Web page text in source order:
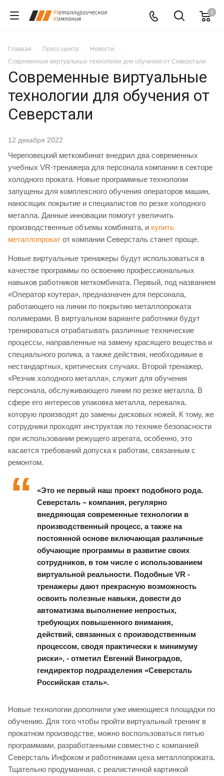
0
Главная Пресс-центр
Новости
Современные виртуальные технологии для обучения от Северстали
Современные виртуальные
технологии для обучения от
Северстали
12 декабря 2022
Череповецкий меткомбинат внедрил два современных
учебных VR-тренажера для персонала компании в секторе
холодного проката. Новые программные технологии
запущены для комплексного обучения операторов машин,
наносящих покрытие и специалистов по резке холодного
металла. Данные инновации помогут увеличить
производственные объемы комбината, и купить
металлопрокат от компании Северсталь станет проще.
Новые виртуальные тренажеры будут использоваться в
качестве программы по освоению профессиональных
навыков работников меткомбината. Первый, под названием
«Оператор коутера», предназначен для персонала,
работающего на линии по покрытию металлопроката
полимерами. В виртуальном варианте работники будут
тренироваться отрабатывать различные технические
процессы, направленные на замену красящего вещества и
специального ролика, а также действия, необходимые в
нестандартных, критических случаях. Второй тренажер,
«Резчик холодного металла», служит для обучения
персонала, обслуживающего линии по резке металла. В
сфере его интересов упаковка металла, перевалка,
которую производят до замены дисковых ножей. К тому, же
сотрудники проходят инструктаж по технике безопасности
при использовании режущего агрегата, особенно, это
касается требований допуска к работам, связанным с
ремонтом.
«Это не первый наш проект подобного рода.
Северсталь – компания, регулярно
внедряющая современные технологии в
производственный процесс, а также на
постоянной основе включающая различные
обучающие программы в развитие своих
сотрудников, в том числе с использованием
виртуальной реальности. Подобные VR -
тренажеры дают прекрасную возможность
освоить полезные навыки, довести до
автоматизма выполнение непростых,
требующих повышенного внимания,
действий, связанных с производственным
процессом, сводя практически к минимуму
риски», - отметил Евгений Виноградов,
гендиректор подразделения «Северсталь
Российская сталь».
Новые технологии дополнили уже имеющиеся площадки по
обучению. Для того чтобы пройти виртуальный тренинг в
прокатном производстве, можно воспользоваться пятью
программами, разработанными совместно с компанией
Северсталь Инфоком и работниками цеха металлопроката.
Тщательно продуманная, с реалистичной картинкой